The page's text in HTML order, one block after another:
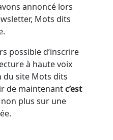
annoncé lors
Mots dits
possible d’inscrire
à haute voix
du site Mots dits
de maintenantc’est
plus sur une